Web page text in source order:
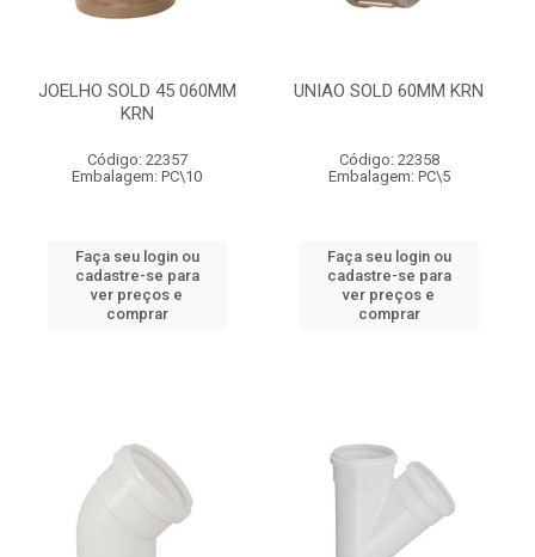
JOELHO SOLD 45 060MM
KRN
Código: 22357
Embalagem: PC\10
Faça seu login ou
cadastre-se para
ver preços e
comprar
UNIAO SOLD 60MM KRN
Código: 22358
Embalagem: PC\5
Faça seu login ou
cadastre-se para
ver preços e
comprar